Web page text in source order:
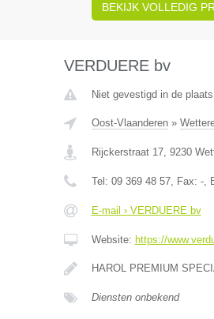
BEKIJK VOLLEDIG
VERDUERE bv
Niet gevestigd in de
Oost-Vlaanderen»
Rijckerstraat 17, 9230
Tel: 09 369 48 57, Fax: -,
E-mail › VERDUERE bv
Website: https://
HAROL PREMIUM
Diensten onbekend